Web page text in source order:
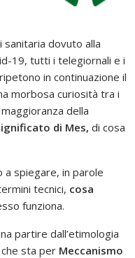
dovuto alla
19, tutti i telegiornali e i
in continuazione il
morbosa curiosità tra i
della
di Mes, di cosa
spiegare, in parole
tecnici, cosa
funziona.
partire dall’etimologia
sta per Meccanismo